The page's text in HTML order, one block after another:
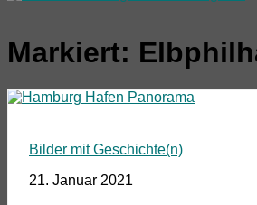
Markiert:
Bilder mit Geschichte(n)
21. Januar 2021